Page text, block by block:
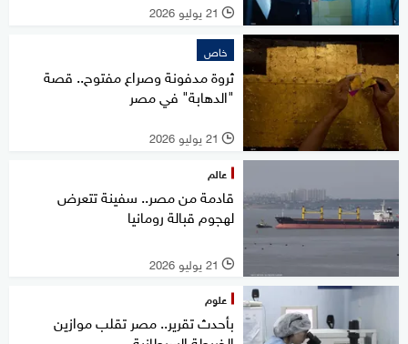
l 21 يوليو 2026
خاص
ثروة مدفونة وصراع مفتوح.. قصة
"الدهابة" في مصر
l 21 يوليو 2026
عالم
قادمة من مصر.. سفينة تتعرض
لهجوم قبالة رومانيا
l 21 يوليو 2026
علوم
بأحدث تقرير.. مصر تقلب موازين